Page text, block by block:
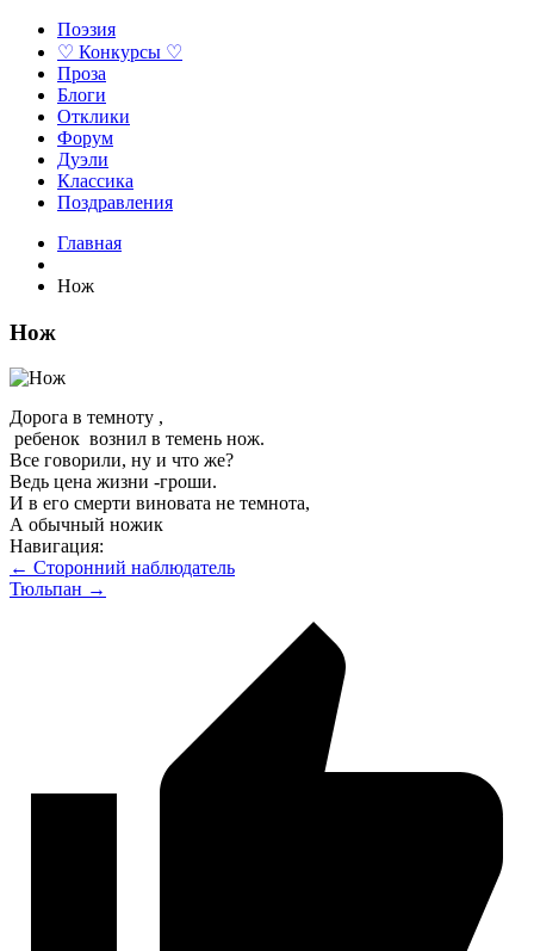
Поэзия
♡ Конкурсы ♡
Проза
Блоги
Отклики
Форум
Дуэли
Классика
Поздравления
Главная
Нож
Нож
Дорога в темноту ,
ребенок вознил в темень нож.
Все говорили, ну и что же?
Ведь цена жизни -гроши.
И в его смерти виновата не темнота,
А обычный ножик
Навигация:
← Сторонний наблюдатель
Тюльпан →